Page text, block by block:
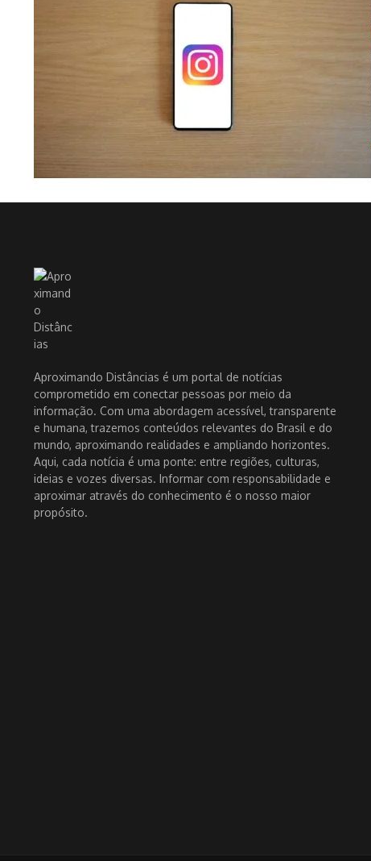
Aproximando Distâncias é um portal de notícias
comprometido em conectar pessoas por meio da
informação. Com uma abordagem acessível, transparente
e humana, trazemos conteúdos relevantes do Brasil e do
mundo, aproximando realidades e ampliando horizontes.
Aqui, cada notícia é uma ponte: entre regiões, culturas,
ideias e vozes diversas. Informar com responsabilidade e
aproximar através do conhecimento é o nosso maior
propósito.